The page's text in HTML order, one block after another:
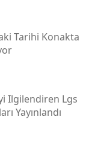
Tarihi Konakta
Ilgilendiren Lgs
Yayınlandı